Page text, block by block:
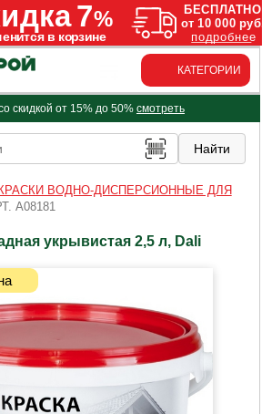
КАТЕГОРИИ
скидкой от 15% до 50% смотреть
КРАСКИ ВОДНО-ДИСПЕРСИОННЫЕ ДЛЯ
A08181
укрывистая 2,5 л, Dali